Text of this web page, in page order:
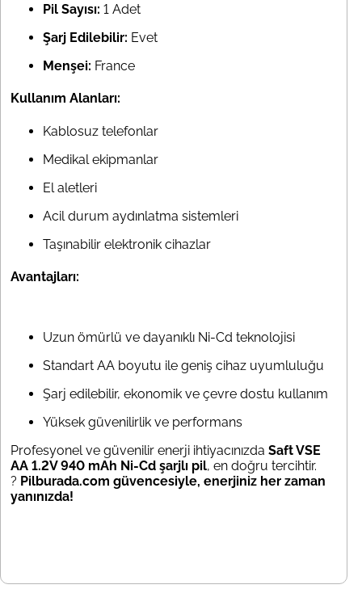
Pil Sayısı: 1 Adet
Şarj Edilebilir: Evet
Menşei: France
Kullanım Alanları:
Kablosuz telefonlar
Medikal ekipmanlar
El aletleri
Acil durum aydınlatma sistemleri
Taşınabilir elektronik cihazlar
Avantajları:
Uzun ömürlü ve dayanıklı Ni-Cd teknolojisi
Standart AA boyutu ile geniş cihaz uyumluluğu
Şarj edilebilir, ekonomik ve çevre dostu kullanım
Yüksek güvenilirlik ve performans
Profesyonel ve güvenilir enerji ihtiyacınızda Saft VSE
AA 1.2V 940 mAh Ni-Cd şarjlı pil, en doğru tercihtir.
? Pilburada.com güvencesiyle, enerjiniz her zaman
yanınızda!